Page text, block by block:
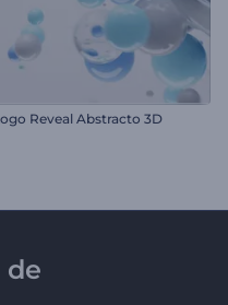
Reveal Abstracto 3D
de